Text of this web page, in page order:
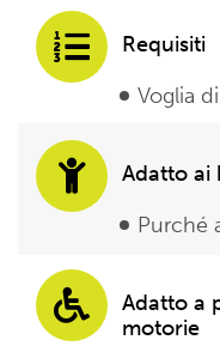
Requisiti
Voglia
Adatto ai
Purché
Adatto a
motorie